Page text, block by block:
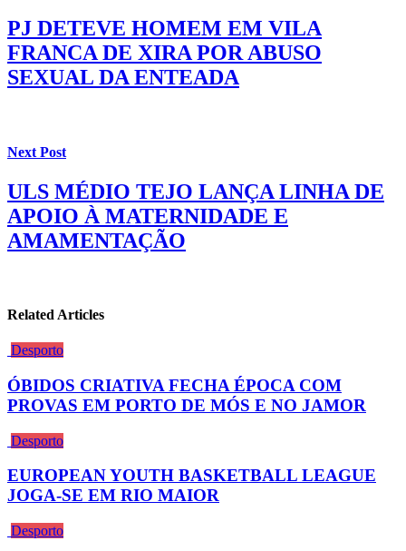
PJ DETEVE HOMEM EM VILA
FRANCA DE XIRA POR ABUSO
SEXUAL DA ENTEADA
Next Post
ULS MÉDIO TEJO LANÇA LINHA DE
APOIO À MATERNIDADE E
AMAMENTAÇÃO
Related Articles
Desporto
ÓBIDOS CRIATIVA FECHA ÉPOCA COM
PROVAS EM PORTO DE MÓS E NO JAMOR
Desporto
EUROPEAN YOUTH BASKETBALL LEAGUE
JOGA-SE EM RIO MAIOR
Desporto